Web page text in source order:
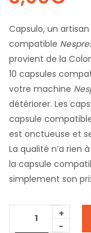
Capsulo, un
compatible
provient de la
10 capsules
votre machine
détériorer. Les
capsule
est onctueuse et
La qualité n’a rien
la capsule
simplement son
+
-